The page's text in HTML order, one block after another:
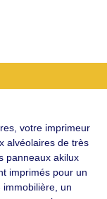
votre imprimeur
alvéolaires de très
panneaux akilux
imprimés pour un
un